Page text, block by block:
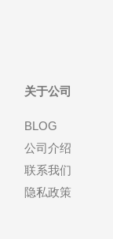
关于公司
BLOG
公司介绍
联系我们
隐私政策